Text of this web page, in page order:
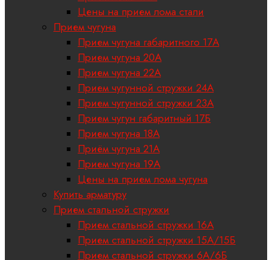
Цены на прием лома стали
Прием чугуна
Прием чугуна габаритного 17A
Прием чугуна 20А
Прием чугуна 22А
Прием чугунной стружки 24А
Прием чугунной стружки 23А
Прием чугун габаритный 17Б
Прием чугуна 18A
Приём чугуна 21А
Прием чугуна 19А
Цены на прием лома чугуна
Купить арматуру
Прием стальной стружки
Прием стальной стружки 16А
Прием стальной стружки 15А/15Б
Прием стальной стружки 6А/6Б